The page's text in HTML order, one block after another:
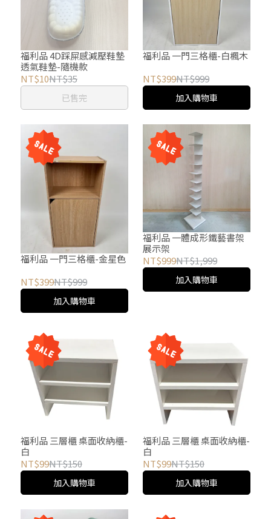
福利品 4D踩屎感減壓鞋墊
透氣鞋墊-隨機款
NT$10NT$35
已售完
福利品 一門三格櫃-白楓木
NT$399NT$999
加入購物車
福利品 一門三格櫃-金星色
NT$399NT$999
加入購物車
福利品 一體成形鐵藝書架
展示架
NT$999NT$1,999
加入購物車
福利品 三層櫃 桌面收納櫃-
白
NT$99NT$150
加入購物車
福利品 三層櫃 桌面收納櫃-
白
NT$99NT$150
加入購物車